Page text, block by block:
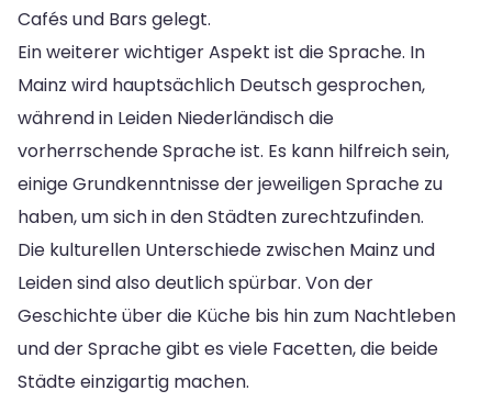
Cafés und Bars gelegt.
Ein weiterer wichtiger Aspekt ist die Sprache. In
Mainz wird hauptsächlich Deutsch gesprochen,
während in Leiden Niederländisch die
vorherrschende Sprache ist. Es kann hilfreich sein,
einige Grundkenntnisse der jeweiligen Sprache zu
haben, um sich in den Städten zurechtzufinden.
Die kulturellen Unterschiede zwischen Mainz und
Leiden sind also deutlich spürbar. Von der
Geschichte über die Küche bis hin zum Nachtleben
und der Sprache gibt es viele Facetten, die beide
Städte einzigartig machen.